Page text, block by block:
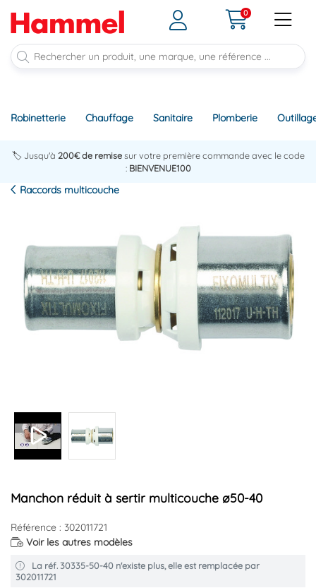
0
Robinetterie Chauffage Sanitaire Plomberie
🏷️ Jusqu'à 200€ de remisesur votre première commande avec le code
: BIENVENUE100
Raccords multicouche
Manchon réduit à sertir multicouche ø50-40
Référence : 302011721
Voir les autres modèles
La réf. 30335-50-40 n'existe plus, elle est remplacée par
302011721